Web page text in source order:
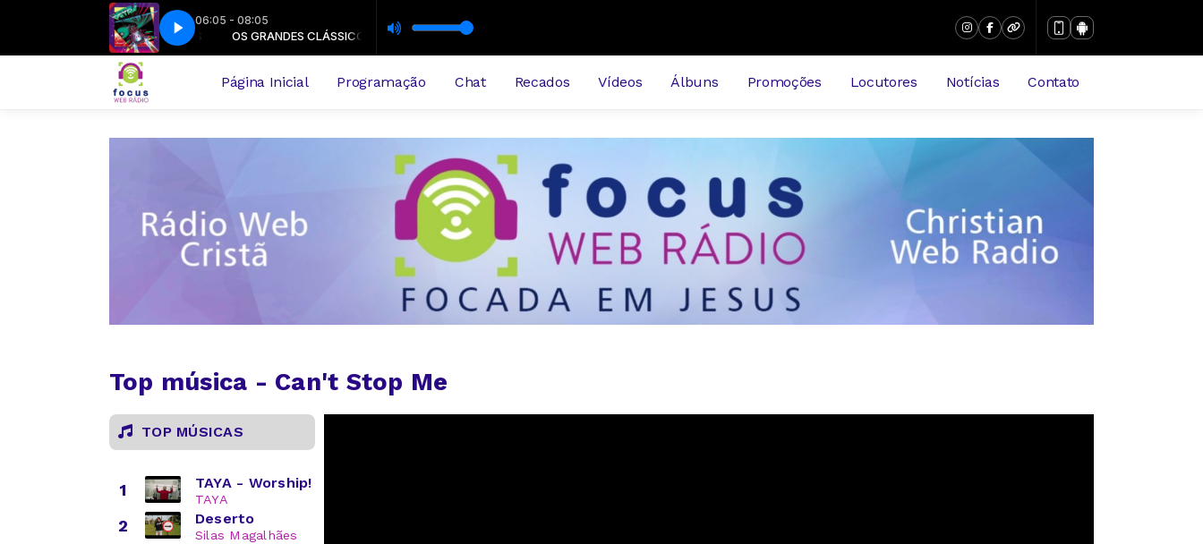
06:05 - 08:05
OS GRANDES CLÁSSICOS OS GRANDES CLÁSSICOS
Petra - Not by Sight Petra - Not by Sight
Página Inicial Programação Chat Recados Vídeos Álbuns Promoções Locutores Notícias Contato
Top música - Can't Stop Me
TOP MÚSICAS
1 TAYA - Worship!
TAYA
2 Deserto
Silas Magalhães